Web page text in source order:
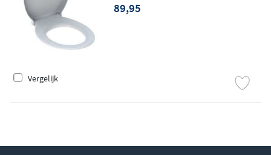
89,95
Vergelijk